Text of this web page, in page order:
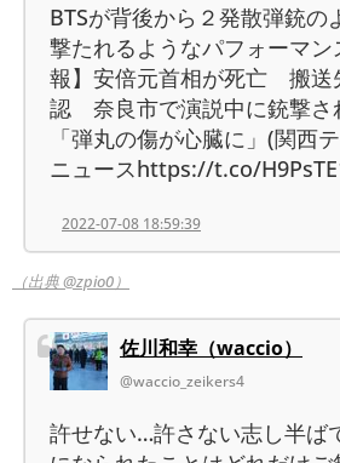
BTSが背後から２発散弾銃の
撃たれるようなパフォーマン
報】安倍元首相が死亡 搬送
認 奈良市で演説中に銃撃
「弾丸の傷が心臓に」(関西
ニュースhttps://t.co/
2022-07-08 18:59:39
（出典 @zpio0）
佐川和幸（waccio）
@waccio_zeikers4
許せない…許さない志し半ば